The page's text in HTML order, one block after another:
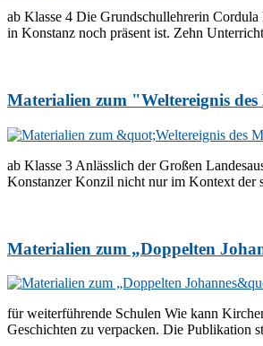
ab Klasse 4 Die Grundschullehrerin
in Konstanz noch präsent ist. Zehn
Materialien zum "Weltereignis
ab Klasse 3 Anlässlich der Großen
Konstanzer Konzil nicht nur im Kontext der
Materialien zum „Doppelten
für weiterführende Schulen Wie kann
Geschichten zu verpacken. Die Publikation